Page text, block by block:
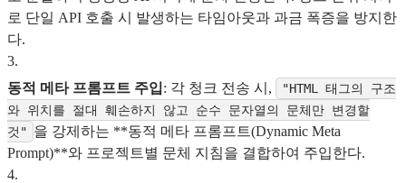
로 단일 API 호출 시 발생하는 타임아웃과 과금 폭증을 방지한
다.
3.
동적 메타 프롬프트 주입: 각 청크 전송 시,
"HTML 태그의 구조
와 위치를 절대 훼손하지 않고 순수 문자열의 문체만 변경할
것" 을 강제하는 **동적 메타 프롬프트(Dynamic Meta
Prompt)**와 프로젝트별 문체 지침을 결합하여 주입한다.
4.